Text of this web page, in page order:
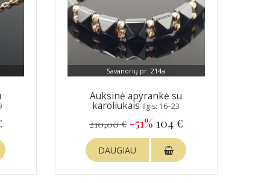
Savanorių pr. 214a
Auksinė apyrankė su
karoliukais Ilgis: 16–23
210,00 € -51% 104 €
DAUGIAU